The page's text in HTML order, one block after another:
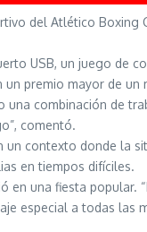
del Atlético
USB, un juego de
premio mayor de un
combinación de
comentó.
contexto donde la
en tiempos difíciles.
una fiesta
especial a todas las